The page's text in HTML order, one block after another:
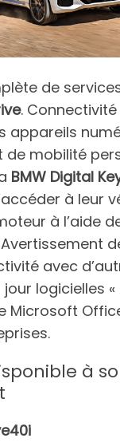
de
.
appareils
de mobilité
BMW Digital
à leur
à l’aide
avec
jour logicielles
Microsoft
à